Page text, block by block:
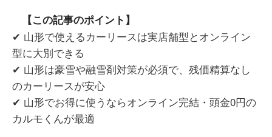
【この記事のポイント】
✔ 山形で使えるカーリースは実店舗型とオンライン
型に大別できる
✔ 山形は豪雪や融雪剤対策が必須で、残価精算なし
のカーリースが安心
✔ 山形でお得に使うならオンライン完結・頭金0円の
カルモくんが最適